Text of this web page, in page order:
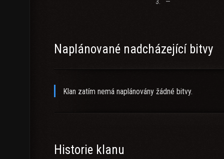
Naplánované nadcházející bitvy
Klan zatím nemá naplánovány žádné bitvy.
Historie klanu